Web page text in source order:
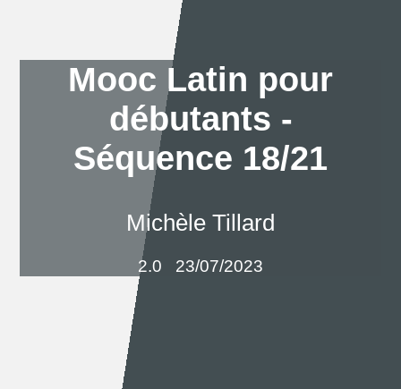
Mooc Latin pour
débutants -
Séquence 18/21
Michèle Tillard
2.0 23/07/2023